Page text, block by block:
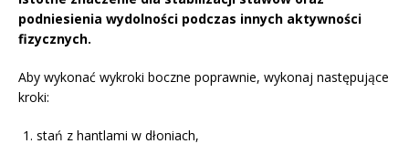
podniesienia wydolności podczas innych aktywności
fizycznych.
Aby wykonać wykroki boczne poprawnie, wykonaj następujące
kroki:
stań z hantlami w dłoniach,